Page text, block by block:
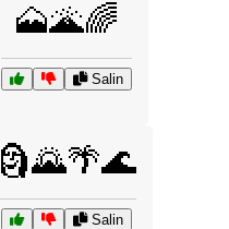
🗻🌋🌈
Salin
🗿🌄🌴🌊
Salin